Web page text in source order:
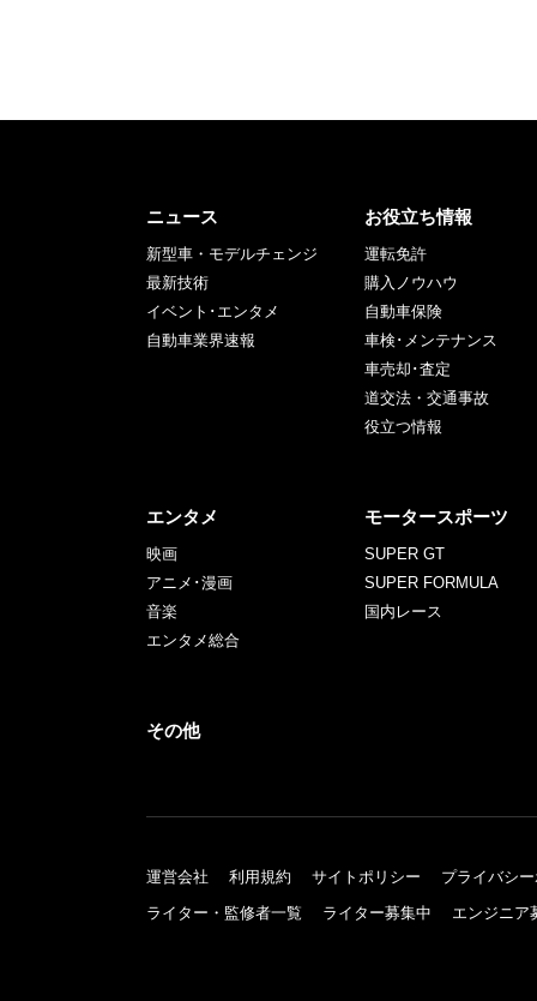
ニュース
新型車・モデルチェンジ
最新技術
イベント･エンタメ
自動車業界速報
お役立ち情報
運転免許
購入ノウハウ
自動車保険
車検･メンテナンス
車売却･査定
道交法・交通事故
役立つ情報
エンタメ
映画
アニメ･漫画
音楽
エンタメ総合
モータースポーツ
SUPER GT
SUPER FORMULA
国内レース
その他
運営会社 利用規約 サイトポリシー
プライバシ
ライター・監修者一覧
ライター募集中 エンジニア